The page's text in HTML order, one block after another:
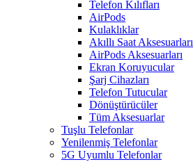
Telefon Kılıfları
AirPods
Kulaklıklar
Akıllı Saat Aksesuarları
AirPods Aksesuarları
Ekran Koruyucular
Şarj Cihazları
Telefon Tutucular
Dönüştürücüler
Tüm Aksesuarlar
Tuşlu Telefonlar
Yenilenmiş Telefonlar
5G Uyumlu Telefonlar